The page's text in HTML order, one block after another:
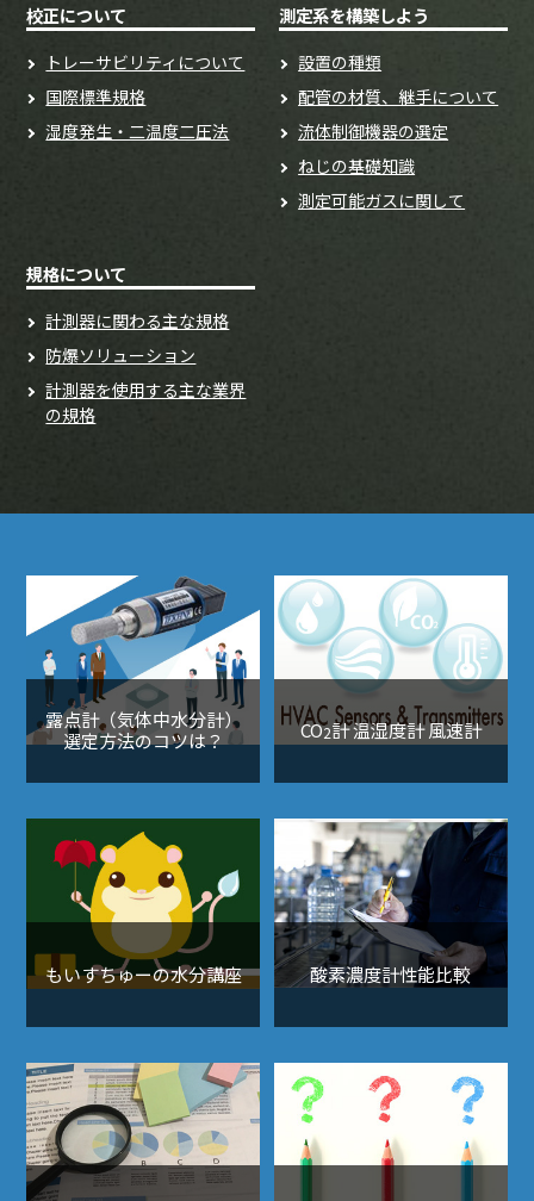
校正について
トレーサビリティについて
国際標準規格
湿度発生・二温度二圧法
測定系を構築しよう
設置の種類
配管の材質、継手について
流体制御機器の選定
ねじの基礎知識
測定可能ガスに関して
規格について
計測器に関わる主な規格
防爆ソリューション
計測器を使用する主な業界
の規格
露点計（気体中水分計）
選定方法のコツは？
CO2計 温湿度計 風速計
もいすちゅーの水分講座 酸素濃度計性能比較